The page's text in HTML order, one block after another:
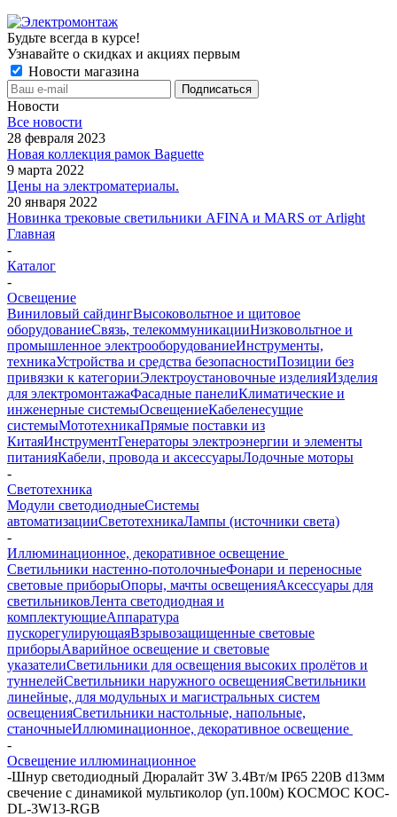
Будьте всегда в курсе!
Узнавайте о скидках и акциях первым
Новости магазина
Новости
Все новости
28 февраля 2023
Новая коллекция рамок Baguette
9 марта 2022
Цены на электроматериалы.
20 января 2022
Новинка трековые светильники AFINA и MARS от Arlight
Главная
-
Каталог
-
Освещение
Виниловый сайдингВысоковольтное и щитовое
оборудованиеСвязь, телекоммуникацииНизковольтное и
промышленное электрооборудованиеИнструменты,
техникаУстройства и средства безопасностиПозиции без
привязки к категорииЭлектроустановочные изделияИзделия
для электромонтажаФасадные панелиКлиматические и
инженерные системыОсвещениеКабеленесущие
системыМототехникаПрямые поставки из
КитаяИнструментГенераторы электроэнергии и элементы
питанияКабели, провода и аксессуарыЛодочные моторы
-
Светотехника
Модули светодиодныеСистемы
автоматизацииСветотехникаЛампы (источники света)
-
Иллюминационное, декоративное освещение
Светильники настенно-потолочныеФонари и переносные
световые приборыОпоры, мачты освещенияАксессуары для
светильниковЛента светодиодная и
комплектующиеАппаратура
пускорегулирующаяВзрывозащищенные световые
приборыАварийное освещение и световые
указателиСветильники для освещения высоких пролётов и
туннелейСветильники наружного освещенияСветильники
линейные, для модульных и магистральных систем
освещенияСветильники настольные, напольные,
станочныеИллюминационное, декоративное освещение
-
Освещение иллюминационное
-Шнур светодиодный Дюралайт 3W 3.4Вт/м IP65 220В d13мм
свечение с динамикой мультиколор (уп.100м) КОСМОС KOC-
DL-3W13-RGB